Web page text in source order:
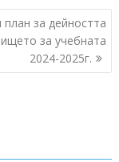
за дейността
за учебната
2024-2025г.